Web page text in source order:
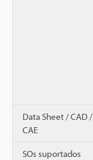
Data Sheet / CAD /
CAE
SOs suportados